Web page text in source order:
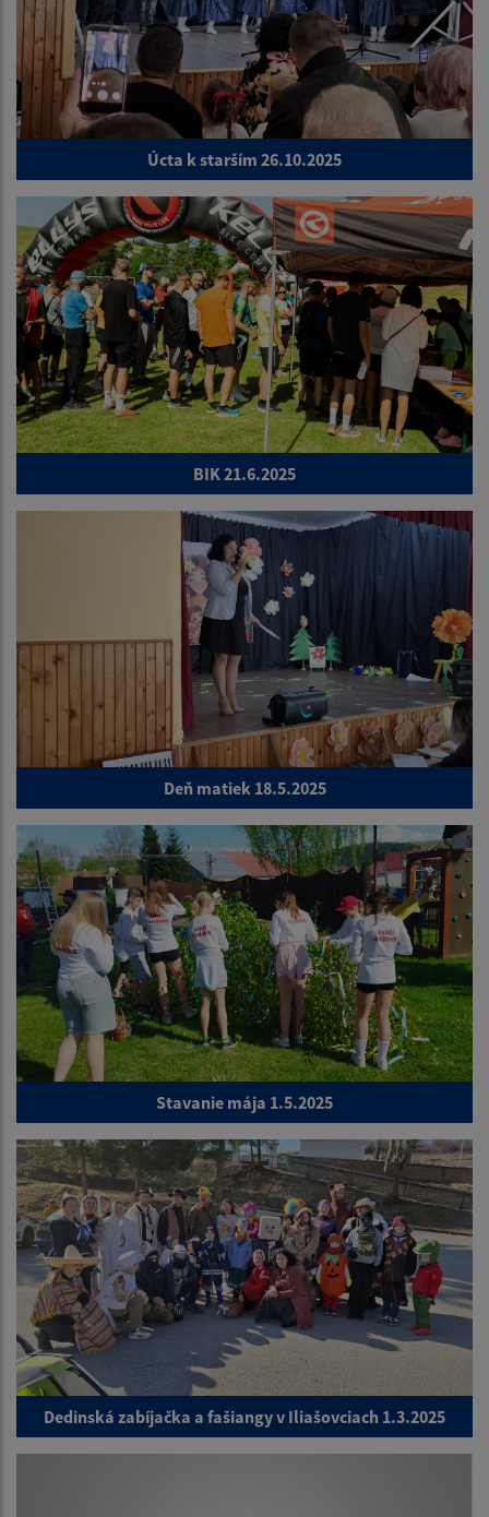
Úcta k starším 26.10.2025
BIK 21.6.2025
Deň matiek 18.5.2025
Stavanie mája 1.5.2025
Dedinská zabíjačka a fašiangy v Iliašovciach 1.3.2025